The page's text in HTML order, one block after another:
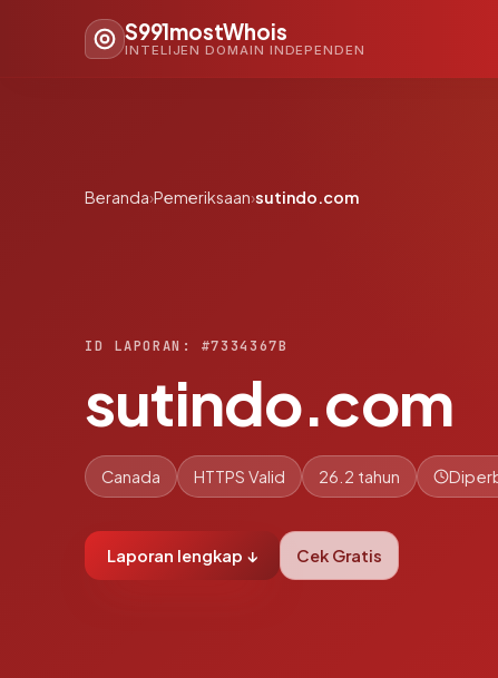
S991mostWhois
INTELIJEN DOMAIN INDEPENDEN
Beranda›Pemeriksaan›sutindo.com
ID LAPORAN: #7334367B
sutindo.com
Canada HTTPS Valid 26.2 tahun
Laporan lengkap ↓ Cek Gratis